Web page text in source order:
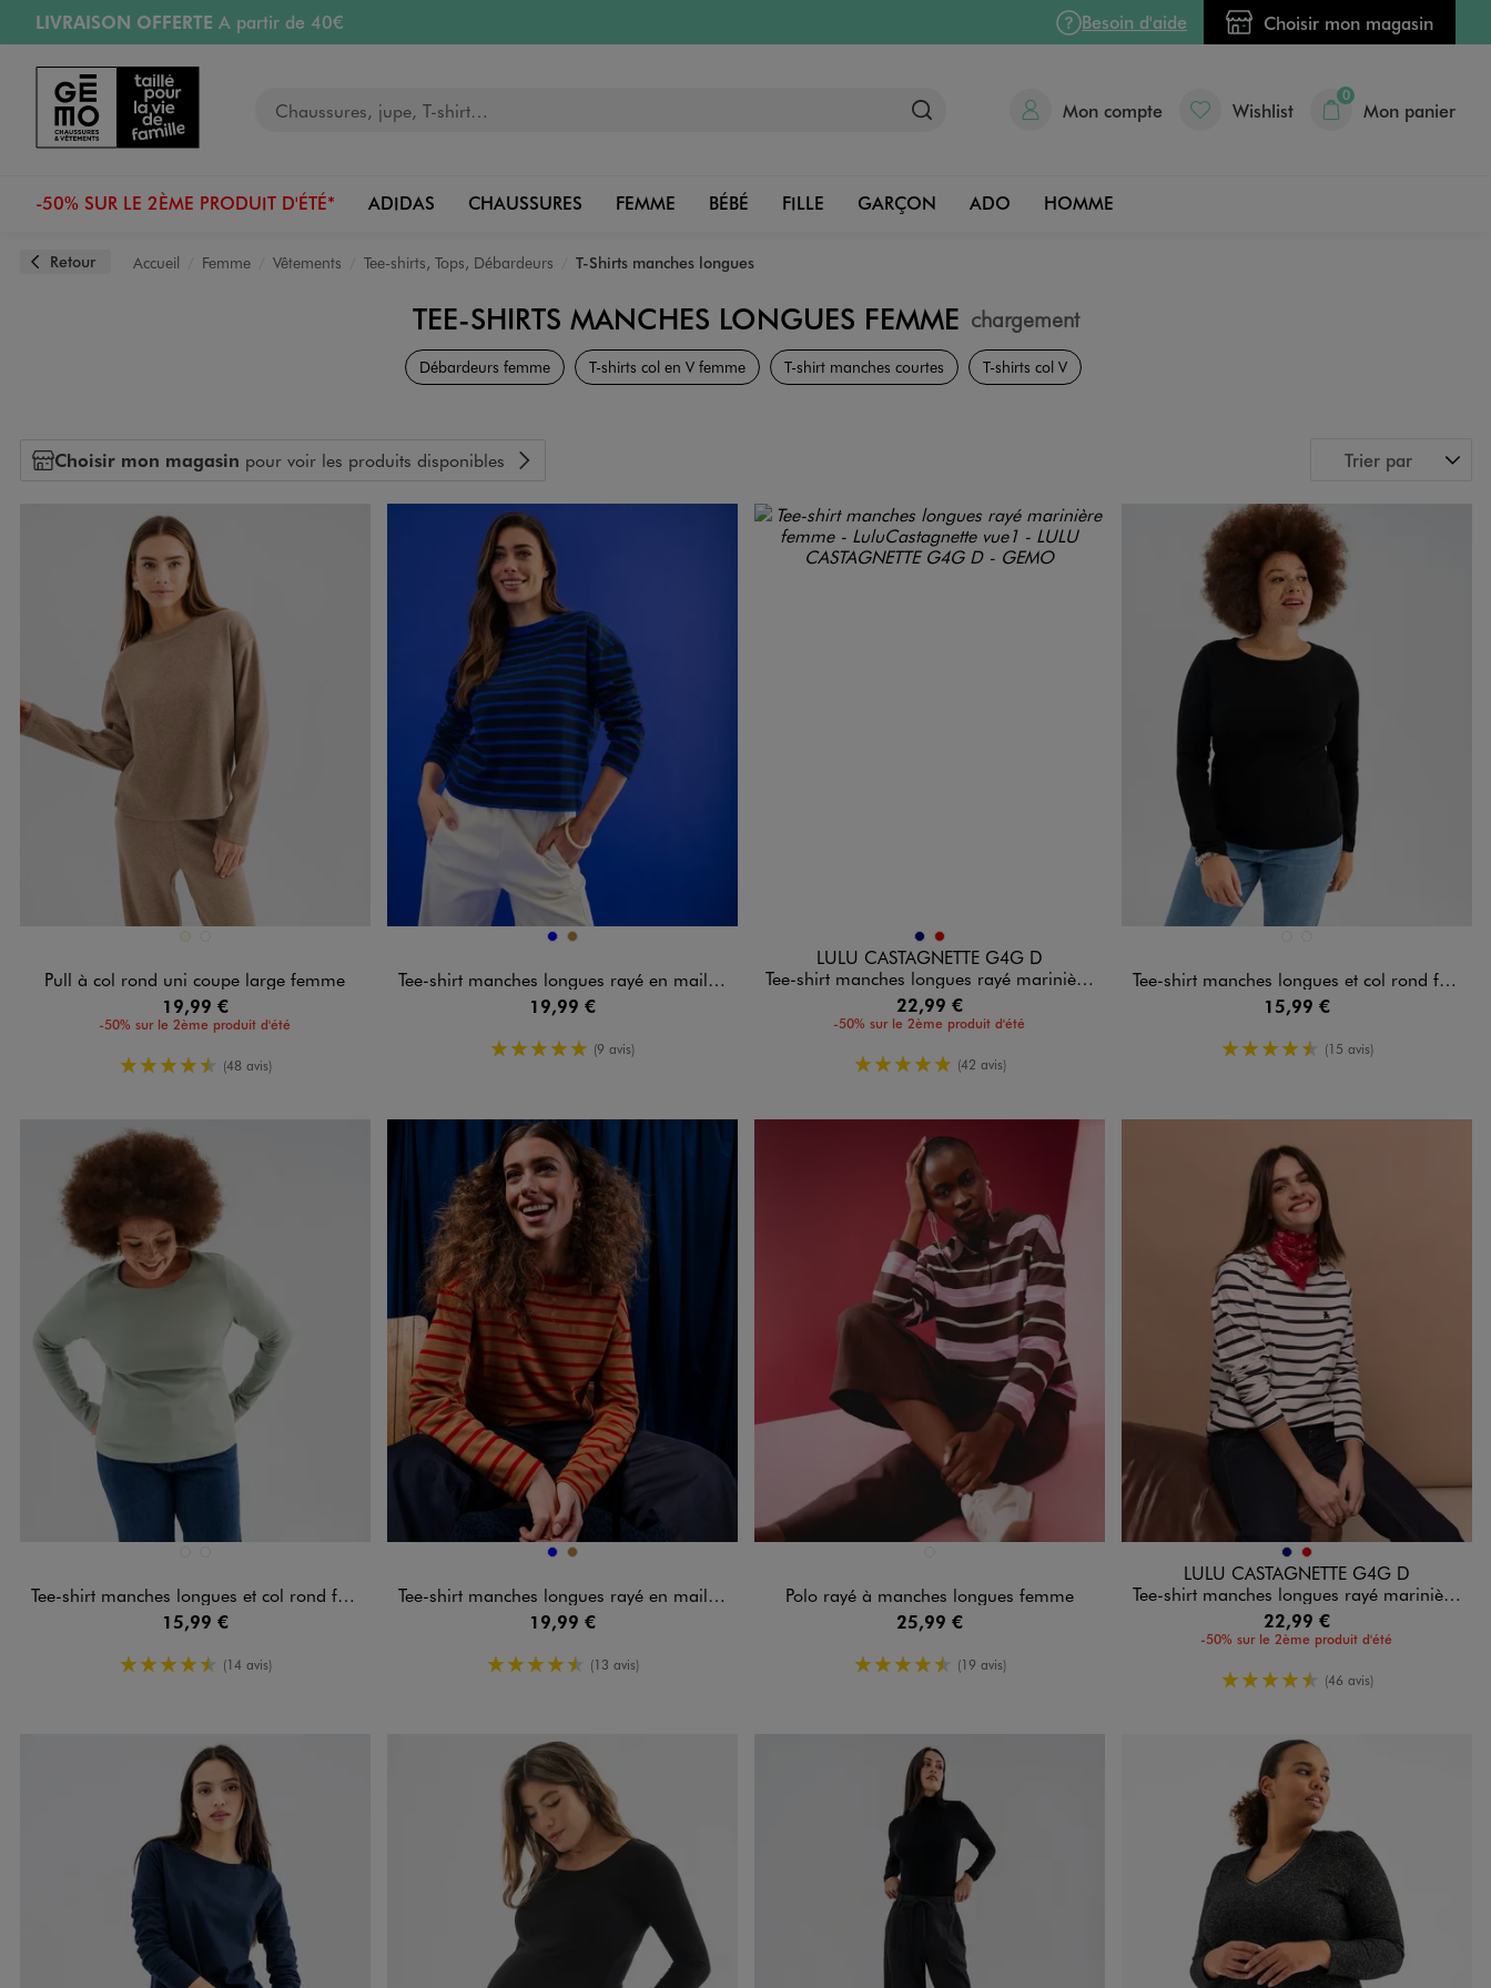
Aller au contenu principal
Aller à la navigation
LIVRAISON OFFERTE A partir de 40€
RETRAIT ET LIVRAISON OFFERTE
PAYEZ EN 3x SANS FRAIS
dès 50€
Retours OFFERTSpendant 30 jours
Besoin d'aide Choisir mon magasin
Mon compte Wishlist
0
Mon panier
-50% SUR LE 2ÈME PRODUIT D'ÉTÉ* ADIDAS CHAUSSURES FEMME BÉBÉ FILLE GARÇON ADO HOMME
Retour Accueil Femme Vêtements Tee-shirts, Tops, Débardeurs T-Shirts manches longues
TEE-SHIRTS MANCHES LONGUES FEMME chargement
Vêtements
Débardeurs femme T-shirts col en V femme T-shirt manches courtes T-shirts col V
Choisir mon magasin pour voir les produits disponibles Trier par
Pull à col rond uni coupe large femme
19,99 €
-50% sur le 2ème produit d'été
4.5/5 de moyenne
(48 avis)
Disponible en 2 coloris
BLEUCAMEL
Tee-shirt manches longues rayé en maille femme
19,99 €
5/5 de moyenne
(9 avis)
Disponible en 2 coloris
MARINEROUGE
LULU CASTAGNETTE G4G D
Tee-shirt manches longues rayé marinière femme - LuluCastagnette
22,99 €
-50% sur le 2ème produit d'été
5/5 de moyenne
(42 avis)
Tee-shirt manches longues et col rond femme grande taille
15,99 €
4.5/5 de moyenne
(15 avis)
Tee-shirt manches longues et col rond femme grande taille
15,99 €
4.5/5 de moyenne
(14 avis)
Disponible en 2 coloris
BLEUCAMEL
Tee-shirt manches longues rayé en maille femme
19,99 €
4.5/5 de moyenne
(13 avis)
Polo rayé à manches longues femme
25,99 €
4.5/5 de moyenne
(19 avis)
Disponible en 2 coloris
MARINEROUGE
LULU CASTAGNETTE G4G D
Tee-shirt manches longues rayé marinière femme - LuluCastagnette
22,99 €
-50% sur le 2ème produit d'été
4.5/5 de moyenne
(46 avis)